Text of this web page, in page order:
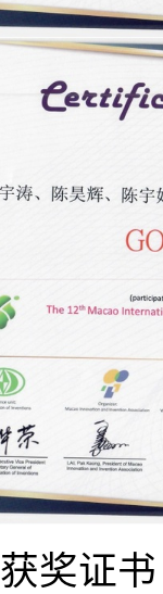
获奖证